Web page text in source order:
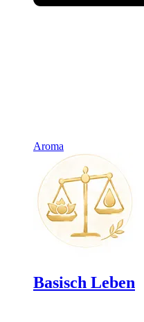
Aroma
Basisch Leben